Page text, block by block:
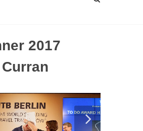
2017